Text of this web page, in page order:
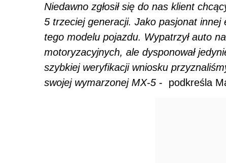
Niedawno zgłosił się do nas klient
5 trzeciej generacji. Jako pasjonat innej
tego modelu pojazdu. Wypatrzył auto
motoryzacyjnych, ale dysponował
szybkiej weryfikacji wniosku
swojej wymarzonej MX-5 - podkreśla